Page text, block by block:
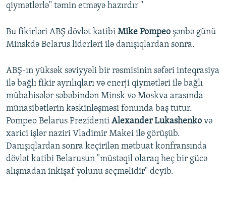
qiymətlərlə" təmin etməyə hazırdır "
Bu fikirləri ABŞ dövlət katibi Mike Pompeo şənbə günü
Minskdə Belarus liderləri ilə danışıqlardan sonra. ​
ABŞ-ın yüksək səviyyəli bir rəsmisinin səfəri inteqrasiya
ilə bağlı fikir ayrılıqları və enerji qiymətləri ilə bağlı
mübahisələr səbəbindən Minsk və Moskva arasında
münasibətlərin kəskinləşməsi fonunda baş tutur.
Pompeo Belarus Prezidenti Alexander Lukashenko və
xarici işlər naziri Vladimir Makei ilə görüşüb.
Danışıqlardan sonra keçirilən mətbuat konfransında
dövlət katibi Belarusun "müstəqil olaraq heç bir gücə
alışmadan inkişaf yolunu seçməlidir" deyib.